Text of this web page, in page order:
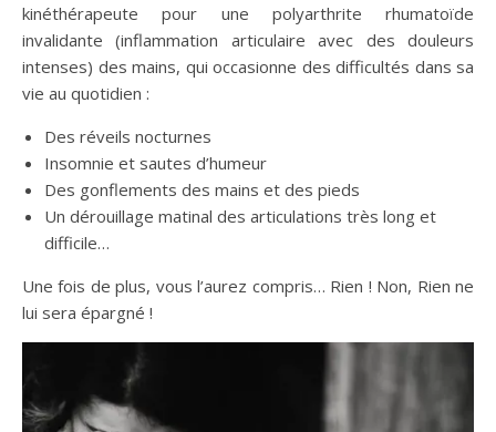
kinéthérapeute pour une polyarthrite rhumatoïde
invalidante (inflammation articulaire avec des douleurs
intenses) des mains, qui occasionne des difficultés dans sa
vie au quotidien :
Des réveils nocturnes
Insomnie et sautes d’humeur
Des gonflements des mains et des pieds
Un dérouillage matinal des articulations très long et
difficile…
Une fois de plus, vous l’aurez compris… Rien ! Non, Rien ne
lui sera épargné !